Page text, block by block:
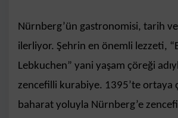
Nürnberg’ün gastronomisi, tarih
ilerliyor. Şehrin en önemli lezzeti,
Lebkuchen” yani yaşam çöreği
zencefilli kurabiye. 1395’te ortaya
baharat yoluyla Nürnberg’e